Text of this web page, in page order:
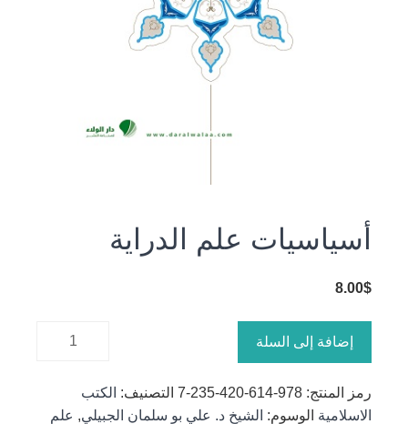
أسياسيات علم الدراية
8.00$
الدراية
إضافة إلى السلة
رمز المنتج: 978-614-420-235-7 التصنيف: الكتب
الاسلامية الوسوم: الشيخ د. علي بو سلمان الجبيلي, علم